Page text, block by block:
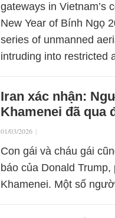
gateways in Vietnam’s
New Year of Bính Ngọ
series of unmanned
intruding into restricted
Iran xác nhận:
Khamenei đã qua
01/03/2026 |
Con gái và cháu gái
báo của Donald
Khamenei. Một số